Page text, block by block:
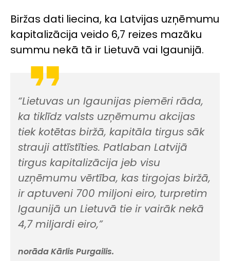
Biržas dati liecina, ka Latvijas uzņēmumu
kapitalizācija veido 6,7 reizes mazāku
summu nekā tā ir Lietuvā vai Igaunijā.
“Lietuvas un Igaunijas piemēri rāda,
ka tiklīdz valsts uzņēmumu akcijas
tiek kotētas biržā, kapitāla tirgus sāk
strauji attīstīties. Patlaban Latvijā
tirgus kapitalizācija jeb visu
uzņēmumu vērtība, kas tirgojas biržā,
ir aptuveni 700 miljoni eiro, turpretim
Igaunijā un Lietuvā tie ir vairāk nekā
4,7 miljardi eiro,”
norāda Kārlis Purgailis.